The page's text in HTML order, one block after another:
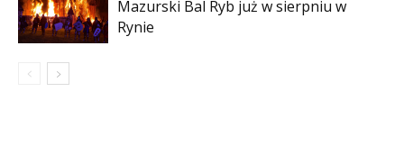
Mazurski Bal Ryb już w sierpniu w
Rynie